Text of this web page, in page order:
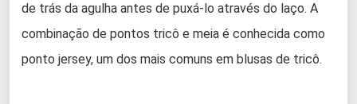
de trás da agulha antes de puxá-lo através do laço. A
combinação de pontos tricô e meia é conhecida como
ponto jersey, um dos mais comuns em blusas de tricô.